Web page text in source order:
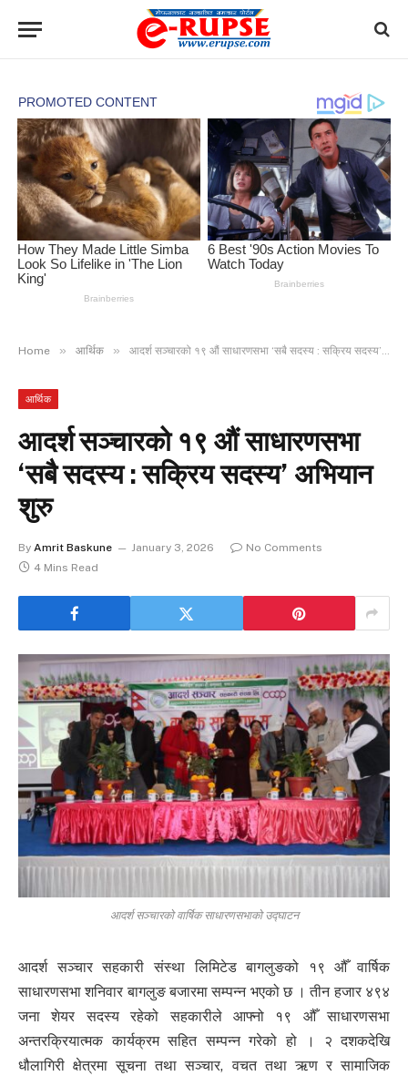
Home » आर्थिक » आदर्श सञ्चारको १९ औं साधारणसभा ‘सबै सदस्य : सक्रिय सदस्य’ अभियान शुरु
आर्थिक
आदर्श सञ्चारको १९ औं साधारणसभा
‘सबै सदस्य : सक्रिय सदस्य’ अभियान
शुरु
By Amrit Baskune January 3, 2026
No Comments
4 Mins Read
आदर्श सञ्चारको वार्षिक साधारणसभाको उद्घाटन
आदर्श सञ्चार सहकारी संस्था लिमिटेड बागलुङको १९ औँ वार्षिक
साधारणसभा शनिवार बागलुङ बजारमा सम्पन्न भएको छ । तीन हजार ४९४
जना शेयर सदस्य रहेको सहकारीले आफ्नो १९ औँ साधारणसभा
अन्तरक्रियात्मक कार्यक्रम सहित सम्पन्न गरेको हो । २ दशकदेखि
धौलागिरी क्षेत्रमा सूचना तथा सञ्चार, वचत तथा ऋण र सामाजिक